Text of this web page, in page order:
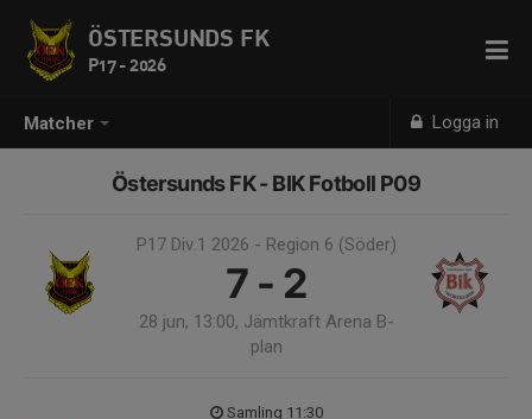
Matcher Logga in
ÖSTERSUNDS FK
P17 - 2026
Östersunds FK - BIK Fotboll P09
P17 Div.1 2026 - Region 6 (Söder)
7 - 2
28 jun, 13:00, Jämtkraft Arena B-
plan
Samling 11:30